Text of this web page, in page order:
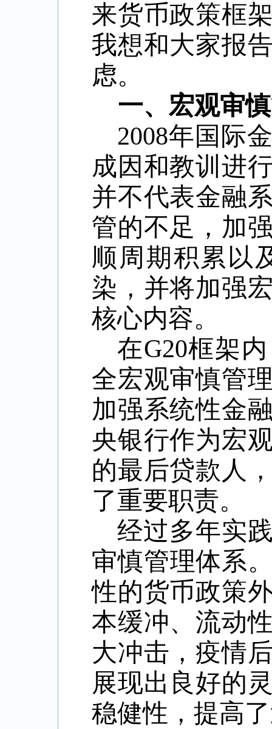
来货币政策框
我想和大家报
虑。
一、宏观审
2008年国际
成因和教训进
并不代表金融
管的不足，加
顺周期积累以
染，并将加强
核心内容。
在G20框架
全宏观审慎管
加强系统性金
央银行作为宏
的最后贷款人
了重要职责。
经过多年实
审慎管理体系
性的货币政策
本缓冲、流动
大冲击，疫情
展现出良好的
稳健性，提高